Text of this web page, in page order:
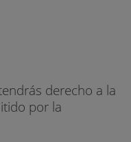
derecho a la
por la